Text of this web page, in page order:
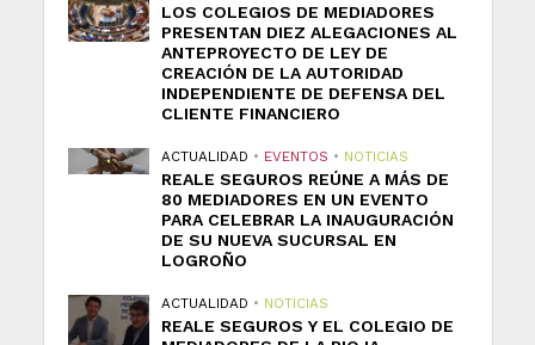
LOS COLEGIOS DE MEDIADORES
PRESENTAN DIEZ ALEGACIONES AL
ANTEPROYECTO DE LEY DE
CREACIÓN DE LA AUTORIDAD
INDEPENDIENTE DE DEFENSA DEL
CLIENTE FINANCIERO
ACTUALIDAD • EVENTOS • NOTICIAS
REALE SEGUROS REÚNE A MÁS DE
80 MEDIADORES EN UN EVENTO
PARA CELEBRAR LA INAUGURACIÓN
DE SU NUEVA SUCURSAL EN
LOGROÑO
ACTUALIDAD • NOTICIAS
REALE SEGUROS Y EL COLEGIO DE